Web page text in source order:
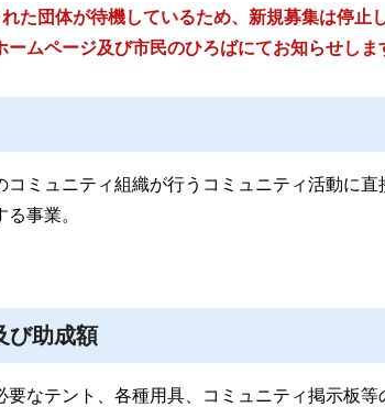
た団体が待機しているため、新規募集は停止
ムページ及び市民のひろばにてお知らせしま
コミュニティ組織が行うコミュニティ活動に
事業。
び助成額
要なテント、各種用具、コミュニティ掲示板